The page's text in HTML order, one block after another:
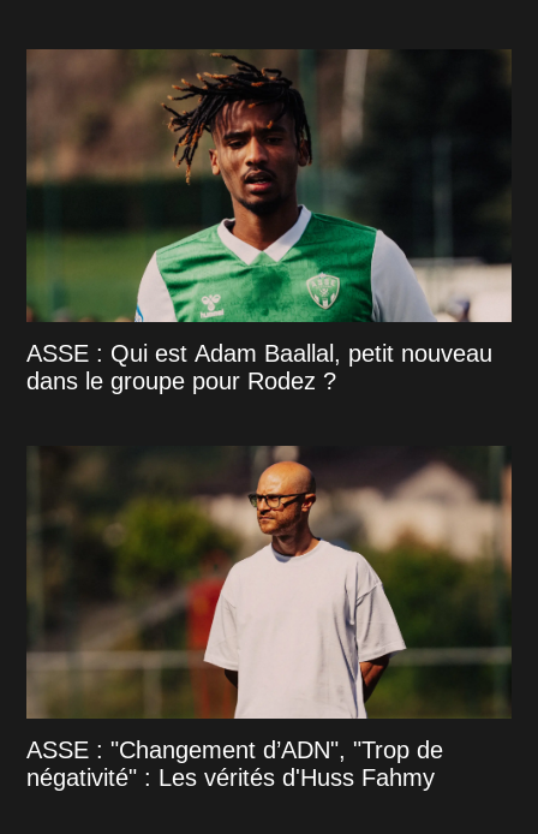
ASSE : Qui est Adam Baallal, petit nouveau
dans le groupe pour Rodez ?
ASSE : "Changement d’ADN", "Trop de
négativité" : Les vérités d'Huss Fahmy